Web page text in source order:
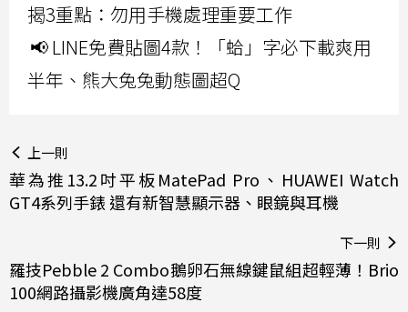
揭3重點：勿用手機處理重要工作
📢 LINE免費貼圖4款！「蛤」字必下載爽用
半年、熊大兔兔動態圖超Q
上一則
華為推13.2吋平板MatePad Pro、HUAWEI Watch
GT4系列手錶 還有新智慧顯示器、眼鏡與耳機
下一則
羅技Pebble 2 Combo鵝卵石無線鍵鼠組超輕薄！Brio
100網路攝影機廣角達58度